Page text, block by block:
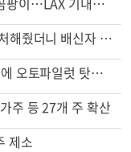
한인 남성, 처형 상대로 성범죄…"선처해줬더니 배신자 취급"
“내가 운전한 게 아니다”…과속 티켓에 오토파일럿 탓한 운전자
주 등 27개 주 확산
제소